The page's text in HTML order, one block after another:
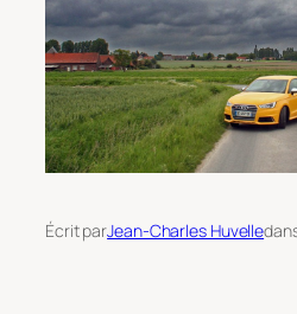
Écrit parJean-Charles Huvelle